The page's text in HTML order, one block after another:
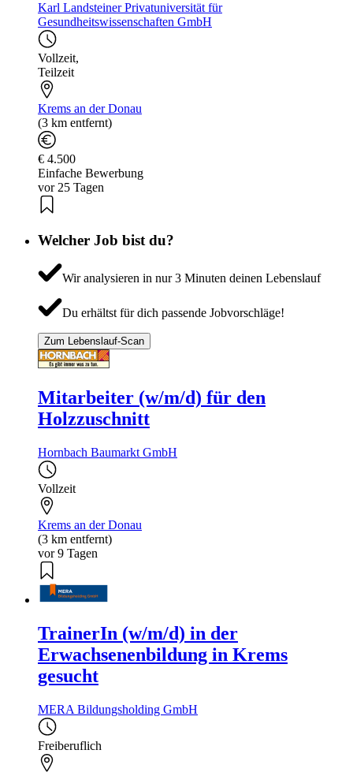
Karl Landsteiner Privatuniversität für
Gesundheitswissenschaften GmbH
Vollzeit,
Teilzeit
Krems an der Donau
(3 km entfernt)
€ 4.500
Einfache Bewerbung
vor 25 Tagen
Welcher Job bist du?
Wir analysieren in nur 3 Minuten deinen Lebenslauf
Du erhältst für dich passende Jobvorschläge!
Zum Lebenslauf-Scan
Mitarbeiter (w/m/d) für den
Holzzuschnitt
Hornbach Baumarkt GmbH
Vollzeit
Krems an der Donau
(3 km entfernt)
vor 9 Tagen
TrainerIn (w/m/d) in der
Erwachsenenbildung in Krems
gesucht
MERA Bildungsholding GmbH
Freiberuflich